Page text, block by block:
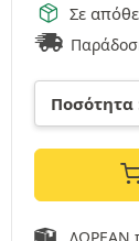
Σε
ΔΩΡΕΑΝ